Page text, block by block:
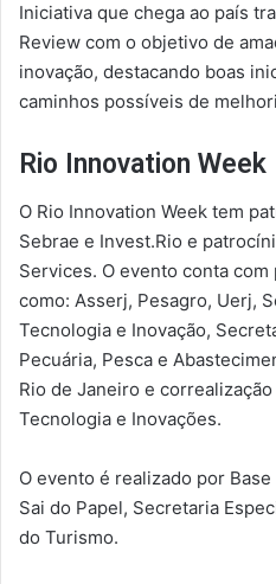
Iniciativa que chega ao país
Review com o objetivo de
inovação, destacando boas
caminhos possíveis de
Rio Innovation Week
O Rio Innovation Week tem
Sebrae e Invest.Rio e
Services. O evento conta
como: Asserj, Pesagro, Uerj,
Tecnologia e Inovação,
Pecuária, Pesca e
Rio de Janeiro e
Tecnologia e Inovações.
O evento é realizado por
Sai do Papel, Secretaria
do Turismo.